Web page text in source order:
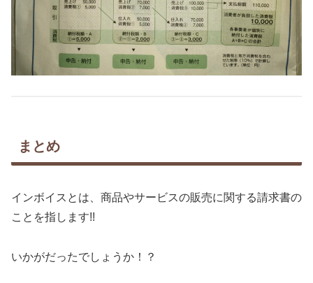
まとめ
インボイスとは、商品やサービスの販売に関する請求書の
ことを指します!!
いかがだったでしょうか！？